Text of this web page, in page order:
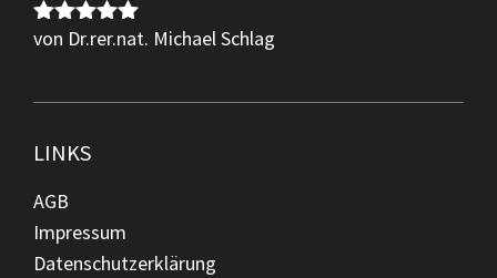
Bewertet
von Dr.rer.nat. Michael Schlag
LINKS
AGB
Impressum
Datenschutzerklärung